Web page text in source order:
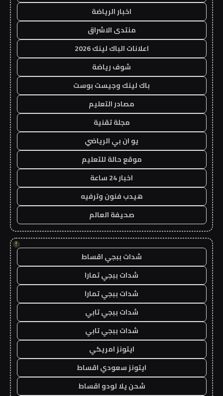
اخبار الرياضة
منتدى الاشراق
اعلانات الباك لينك 2026
شوف رياضة
باك لينك وجيست بوست
مصادر التعليم
مجلة تقنية
يو ان بي الرياضي
موقع حالة للتعليم
اخبار 24 ساعة
هيدب فنون وترفيه
صحيفة العالم
!
شدات ببجي اقساط
شدات ببجي تمارا
شدات ببجي تمارا
شدات ببجي تابي
شدات ببجي تابي
ايتونز امريكي
ايتونز سعودي اقساط
شحن يلا لودو اقساط